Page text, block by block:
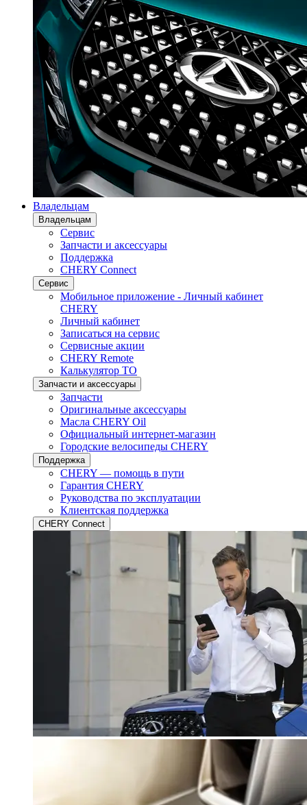
Владельцам
Владельцам
Сервис
Запчасти и аксессуары
Поддержка
CHERY Connect
Сервис
Мобильное приложение - Личный кабинет
CHERY
Личный кабинет
Записаться на сервис
Сервисные акции
CHERY Remote
Калькулятор ТО
Запчасти и аксессуары
Запчасти
Оригинальные аксессуары
Масла CHERY Oil
Официальный интернет-магазин
Городские велосипеды CHERY
Поддержка
CHERY — помощь в пути
Гарантия CHERY
Руководства по эксплуатации
Клиентская поддержка
CHERY Connect